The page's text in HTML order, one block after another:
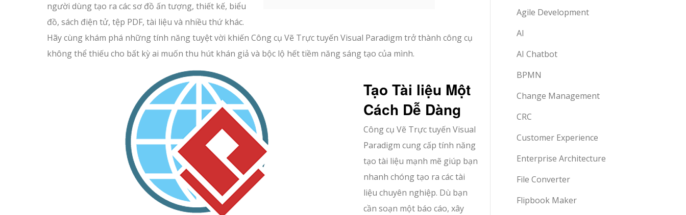
người dùng tạo ra các sơ đồ ấn tượng, thiết kế, biểu
đồ, sách điện tử, tệp PDF, tài liệu và nhiều thứ khác.
Hãy cùng khám phá những tính năng tuyệt vời khiến Công cụ Vẽ Trực tuyến Visual Paradigm trở thành công cụ
không thể thiếu cho bất kỳ ai muốn thu hút khán giả và bộc lộ hết tiềm năng sáng tạo của mình.
Tạo Tài liệu Một
Cách Dễ Dàng
Công cụ Vẽ Trực tuyến Visual
Paradigm cung cấp tính năng
tạo tài liệu mạnh mẽ giúp bạn
nhanh chóng tạo ra các tài
liệu chuyên nghiệp. Dù bạn
cần soạn một báo cáo, xây
Agile Development
AI
AI Chatbot
BPMN
Change Management
CRC
Customer Experience
Enterprise Architecture
File Converter
Flipbook Maker